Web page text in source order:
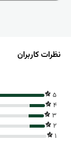
نظرات کاربران
5
4
3
2
1